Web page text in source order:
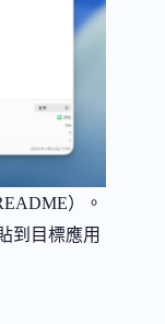
）。
到目標應用